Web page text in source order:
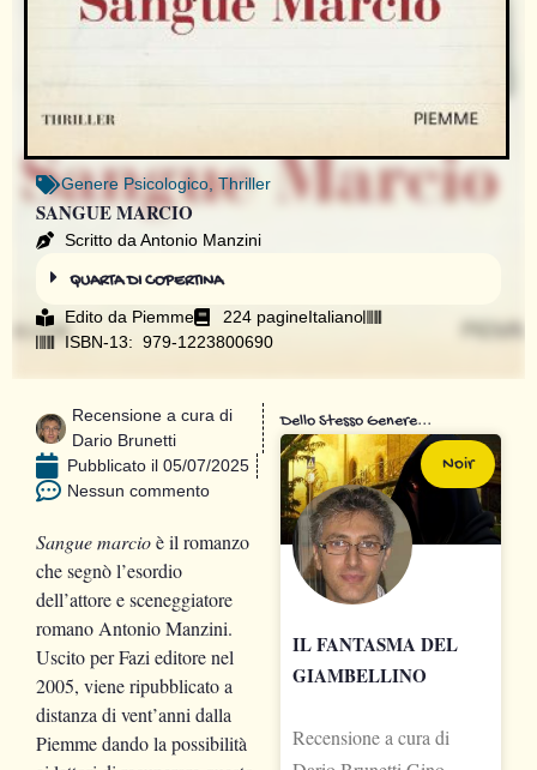
Genere Psicologico, Thriller
SANGUE MARCIO
Scritto da Antonio Manzini
QUARTA DI COPERTINA
Edito da Piemme 224 pagineItaliano
ISBN-13: ‎ 979-1223800690
Recensione a cura di
Dario Brunetti
Pubblicato il 05/07/2025
Nessun commento
Sangue marcioè il romanzo
che segnò l’esordio
dell’attore e sceneggiatore
romano Antonio Manzini.
Uscito per Fazi editore nel
2005, viene ripubblicato a
distanza di vent’anni dalla
Piemme dando la possibilità
Dello Stesso Genere...
Noir
IL FANTASMA DEL
GIAMBELLINO
Recensione a cura di